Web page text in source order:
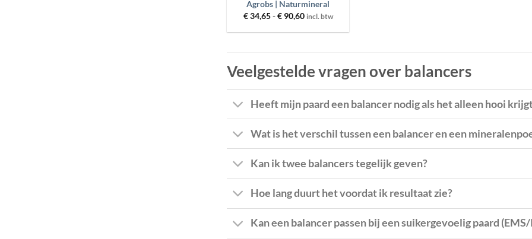
Agrobs | Naturmineral
€34,65-€90,60Prijsklasse:
tot
incl. btw
Veelgestelde vragen over balancers
Heeft mijn paard een balancer nodig als het alleen hooi
Wat is het verschil tussen een balancer en een
Kan ik twee balancers tegelijk geven?
Hoe lang duurt het voordat ik resultaat zie?
Kan een balancer passen bij een suikergevoelig paard (EMS/